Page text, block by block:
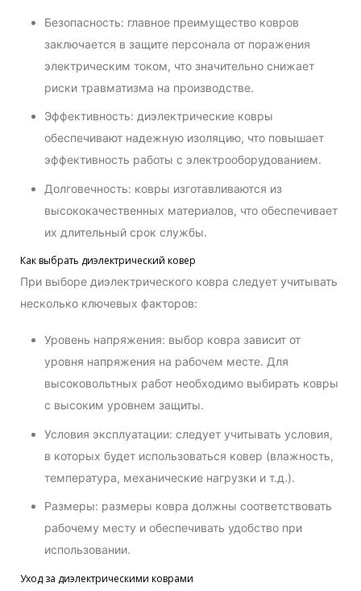
Безопасность: главное преимущество ковров
заключается в защите персонала от поражения
электрическим током, что значительно снижает
риски травматизма на производстве.
Эффективность: диэлектрические ковры
обеспечивают надежную изоляцию, что повышает
эффективность работы с электрооборудованием.
Долговечность: ковры изготавливаются из
высококачественных материалов, что обеспечивает
их длительный срок службы.
Как выбрать диэлектрический ковер
При выборе диэлектрического ковра следует учитывать
несколько ключевых факторов:
Уровень напряжения: выбор ковра зависит от
уровня напряжения на рабочем месте. Для
высоковольтных работ необходимо выбирать ковры
с высоким уровнем защиты.
Условия эксплуатации: следует учитывать условия,
в которых будет использоваться ковер (влажность,
температура, механические нагрузки и т.д.).
Размеры: размеры ковра должны соответствовать
рабочему месту и обеспечивать удобство при
использовании.
Уход за диэлектрическими коврами